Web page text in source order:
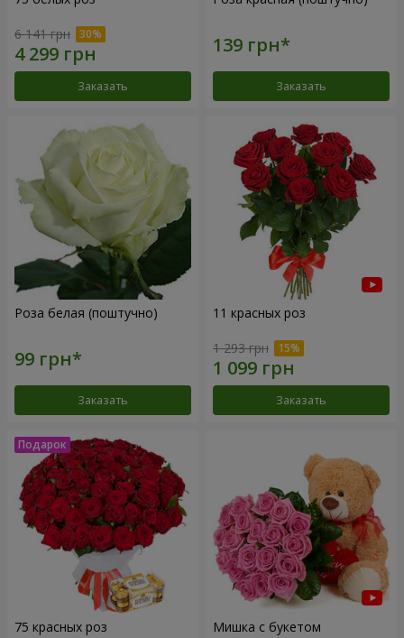
6 141 грн
Заказать Заказать
Роза белая (поштучно)
Заказать
11 красных роз
1 293 грн
Заказать
75 красных роз Мишка с букетом